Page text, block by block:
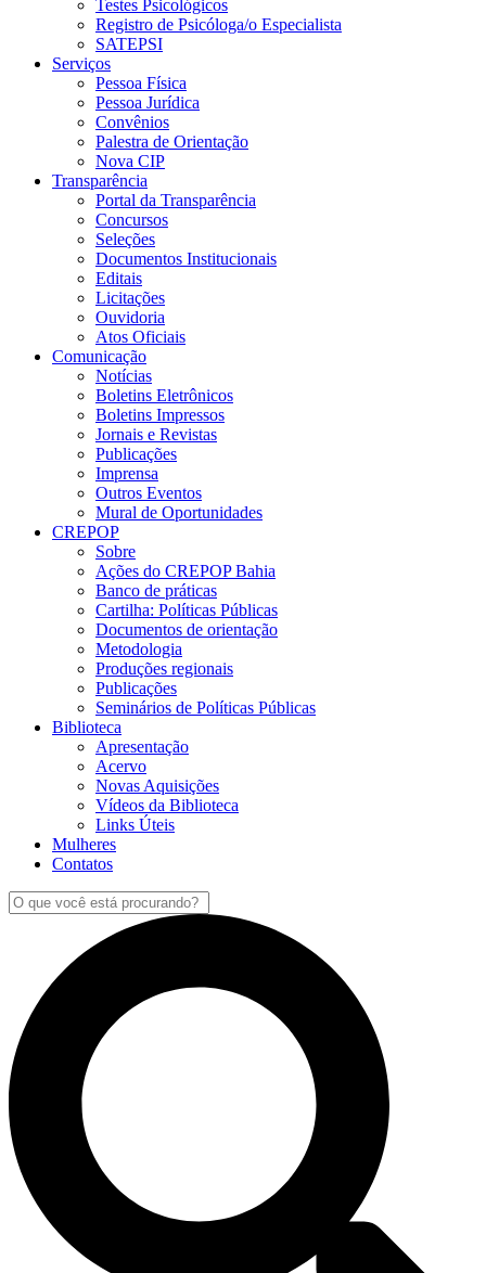
Testes Psicológicos
Registro de Psicóloga/o Especialista
SATEPSI
Serviços
Pessoa Física
Pessoa Jurídica
Convênios
Palestra de Orientação
Nova CIP
Transparência
Portal da Transparência
Concursos
Seleções
Documentos Institucionais
Editais
Licitações
Ouvidoria
Atos Oficiais
Comunicação
Notícias
Boletins Eletrônicos
Boletins Impressos
Jornais e Revistas
Publicações
Imprensa
Outros Eventos
Mural de Oportunidades
CREPOP
Sobre
Ações do CREPOP Bahia
Banco de práticas
Cartilha: Políticas Públicas
Documentos de orientação
Metodologia
Produções regionais
Publicações
Seminários de Políticas Públicas
Biblioteca
Apresentação
Acervo
Novas Aquisições
Vídeos da Biblioteca
Links Úteis
Mulheres
Contatos